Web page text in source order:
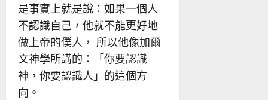
是事實上就是說：如果一個人
不認識自己，他就不能更好地
做上帝的僕人， 所以他像加爾
文神學所講的：「你要認識
神，你要認識人」的這個方
向。